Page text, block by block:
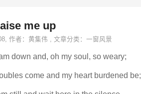
me up
, 作者： 黄集伟 , 文章分类： 一窗风景
down and, oh my soul, so weary;
come and my heart burdened be;